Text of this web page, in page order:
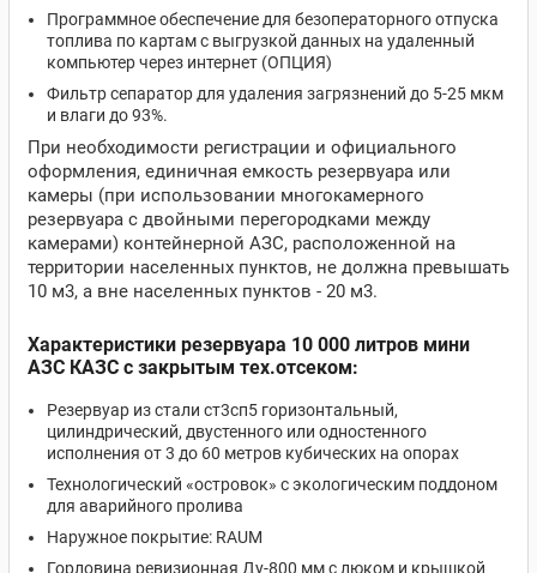
Программное обеспечение для безоператорного отпуска
топлива по картам с выгрузкой данных на удаленный
компьютер через интернет (ОПЦИЯ)
Фильтр сепаратор для удаления загрязнений до 5-25 мкм
и влаги до 93%.
При необходимости регистрации и официального
оформления, единичная емкость резервуара или
камеры (при использовании многокамерного
резервуара с двойными перегородками между
камерами) контейнерной АЗС, расположенной на
территории населенных пунктов, не должна превышать
10 м3, а вне населенных пунктов - 20 м3.
Характеристики резервуара 10 000 литров мини
АЗС КАЗС с закрытым тех.отсеком:
Резервуар из стали ст3сп5 горизонтальный,
цилиндрический, двустенного или одностенного
исполнения от 3 до 60 метров кубических на опорах
Технологический «островок» с экологическим поддоном
для аварийного пролива
Наружное покрытие: RAUM
Горловина ревизионная Ду-800 мм с люком и крышкой